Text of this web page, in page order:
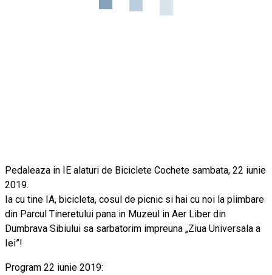
Pedaleaza in IE alaturi de Biciclete Cochete sambata, 22 iunie
2019.
Ia cu tine IA, bicicleta, cosul de picnic si hai cu noi la plimbare
din Parcul Tineretului pana in Muzeul in Aer Liber din
Dumbrava Sibiului sa sarbatorim impreuna „Ziua Universala a
Iei”!
Program 22 iunie 2019: